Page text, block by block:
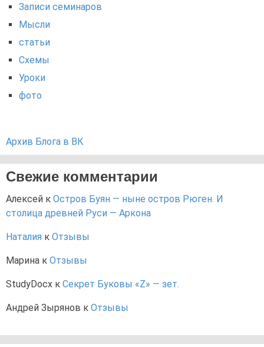
Записи семинаров
Мысли
статьи
Схемы
Уроки
фото
Архив Блога в ВК
Свежие комментарии
Алексей к Остров Буян — ныне остров Рюген. И
столица древней Руси — Аркона
Наталия к Отзывы
Марина к Отзывы
StudyDocx к Секрет Буковы «Z» — зет.
Андрей Зырянов к Отзывы